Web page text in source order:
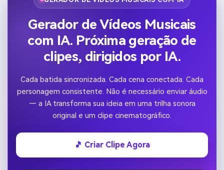
Gerador de Vídeos Musicais
com IA. Próxima geração de
clipes, dirigidos por IA.
Cada batida sincronizada. Cada cena conectada. Cada
personagem consistente. Não é necessário enviar áudio
— a IA transforma sua ideia em uma trilha sonora
original e um clipe cinematográfico.
🎵 Criar Clipe Agora